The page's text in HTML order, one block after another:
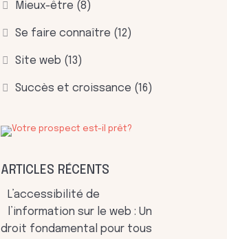
Mieux-être (8)
Se faire connaître (12)
Site web (13)
Succès et croissance (16)
ARTICLES RÉCENTS
L’accessibilité de
l’information sur le web : Un
droit fondamental pour tous